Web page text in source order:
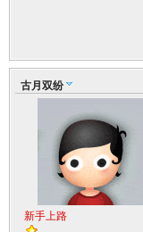
古月双纷
新手上路